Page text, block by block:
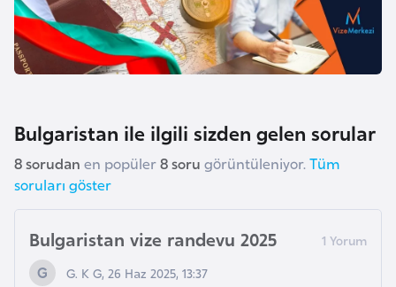
Bulgaristan ile ilgili sizden gelen sorular
8 sorudan en popüler8 soru görüntüleniyor. Tüm
soruları göster
Bulgaristan vize randevu 2025
G. K G, 26 Haz 2025, 13:37
İ
s
p
y
İ
s
r
a